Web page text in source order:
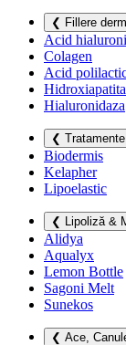
❮ Fillere
Acid
Colagen
Acid
Hialuronidaza
❮
Biodermis
Kelapher
Lipoelastic
❮ Lipoliză &
Alidya
Aqualyx
Lemon Bottle
Sagoni Melt
Sunekos
❮ Ace,